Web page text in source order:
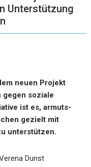
Unterstützung
neuen Projekt
gegen soziale
ist es, armuts-
gezielt mit
unterstützen.
Dunst